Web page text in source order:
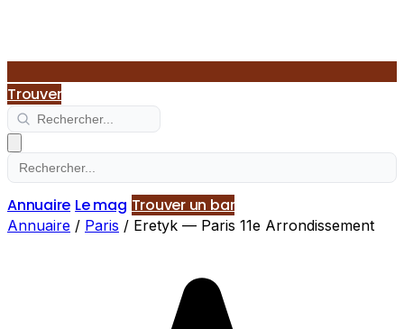
Trouver
Annuaire Le mag Trouver un bar
Annuaire / Paris / Eretyk — Paris 11e Arrondissement